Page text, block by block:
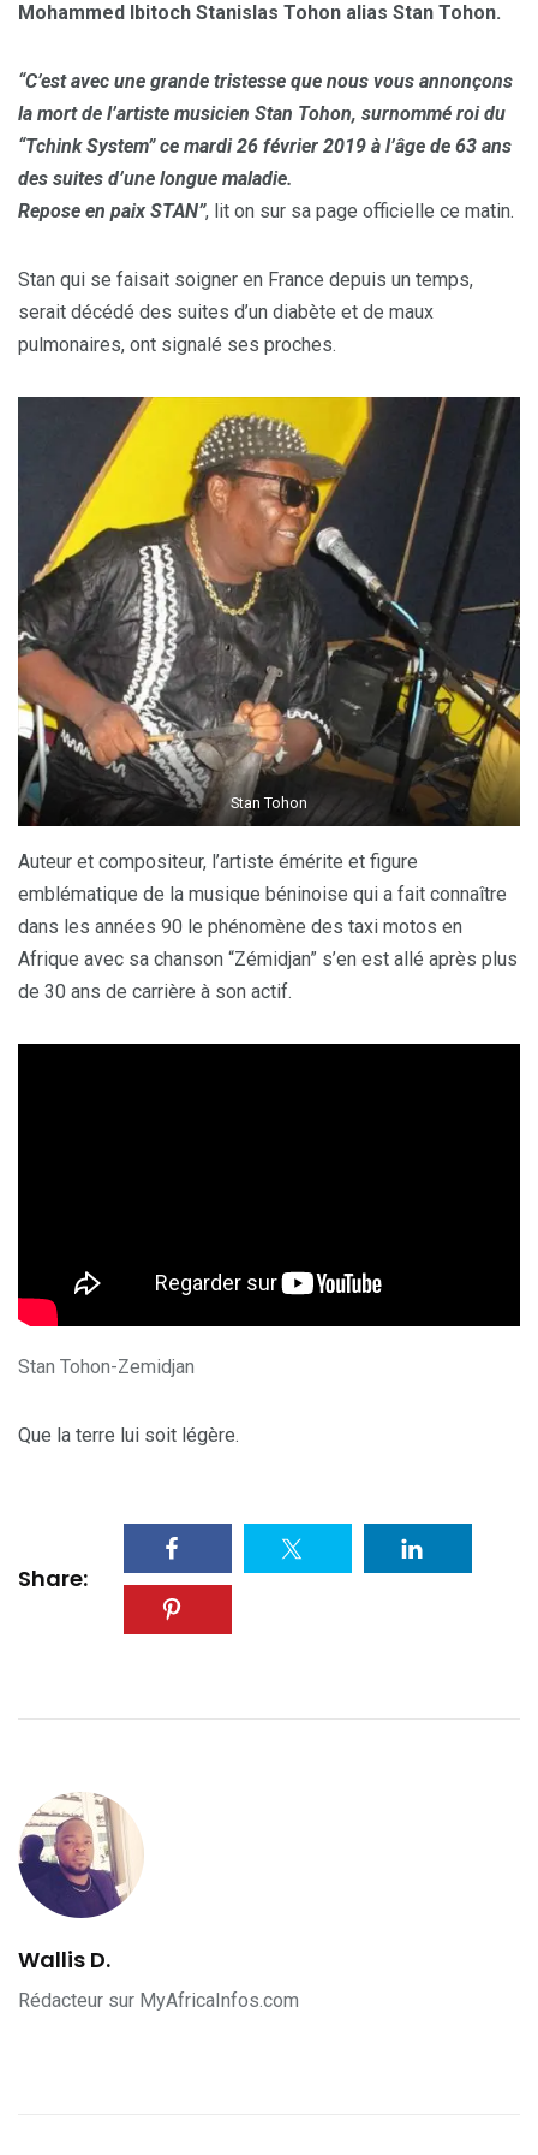
Mohammed Ibitoch Stanislas Tohon alias Stan Tohon.
“C’est avec une grande tristesse que nous vous annonçons
la mort de l’artiste musicien Stan Tohon, surnommé roi du
“Tchink System” ce mardi 26 février 2019 à l’âge de 63 ans
des suites d’une longue maladie.
Repose en paix STAN”, lit on sur sa page officielle ce matin.
Stan qui se faisait soigner en France depuis un temps,
serait décédé des suites d’un diabète et de maux
pulmonaires, ont signalé ses proches.
Stan Tohon
Auteur et compositeur, l’artiste émérite et figure
emblématique de la musique béninoise qui a fait connaître
dans les années 90 le phénomène des taxi motos en
Afrique avec sa chanson “Zémidjan” s’en est allé après plus
de 30 ans de carrière à son actif.
Stan Tohon-Zemidjan
Que la terre lui soit légère.
Share:
Wallis D.
Rédacteur sur MyAfricaInfos.com